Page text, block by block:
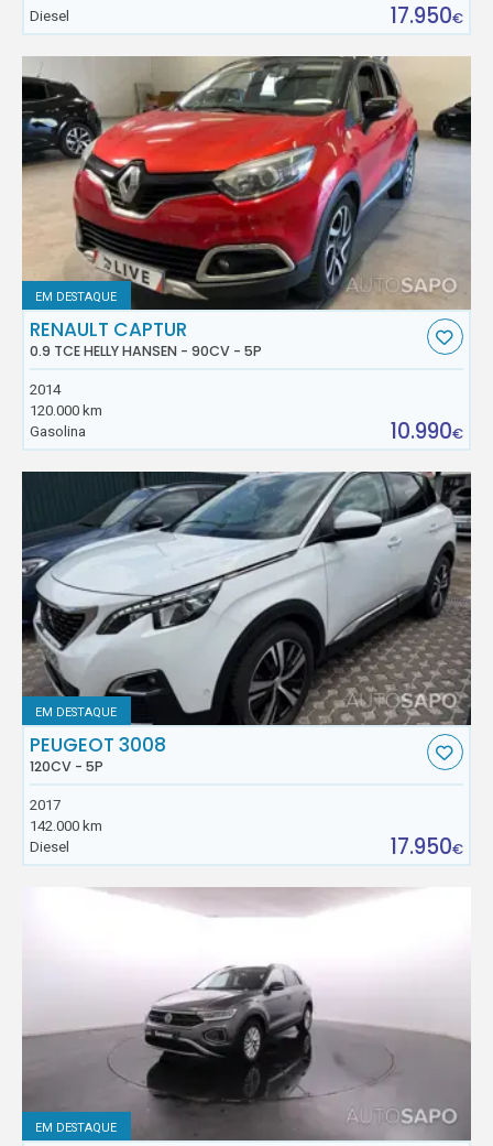
Diesel
17.950€
EM DESTAQUE
RENAULT CAPTUR
0.9 TCE HELLY HANSEN - 90CV - 5P
2014
120.000 km
Gasolina
10.990€
EM DESTAQUE
PEUGEOT 3008
120CV - 5P
2017
142.000 km
Diesel
17.950€
EM DESTAQUE